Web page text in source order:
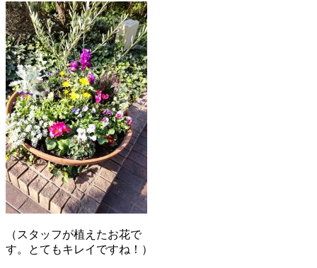
（スタッフが植えたお花で
す。とてもキレイですね！）